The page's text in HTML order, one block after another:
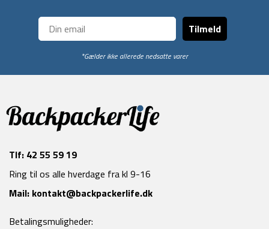
Tilmeld
*Gælder ikke allerede nedsatte varer
Tlf: 42 55 59 19
Ring til os alle hverdage fra kl 9-16
Mail: kontakt@backpackerlife.dk
Betalingsmuligheder: